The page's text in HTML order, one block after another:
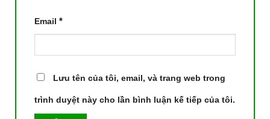
Email *
Lưu tên của tôi, email, và trang web trong
trình duyệt này cho lần bình luận kế tiếp của tôi.